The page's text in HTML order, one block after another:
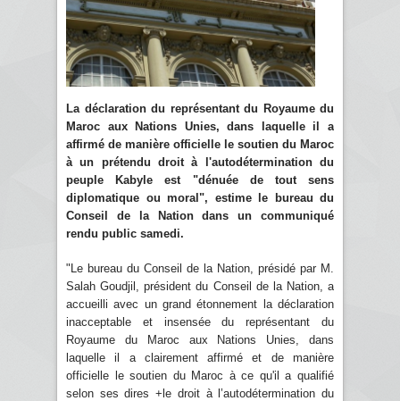
La déclaration du représentant du Royaume du
Maroc aux Nations Unies, dans laquelle il a
affirmé de manière officielle le soutien du Maroc
à un prétendu droit à l'autodétermination du
peuple Kabyle est "dénuée de tout sens
diplomatique ou moral", estime le bureau du
Conseil de la Nation dans un communiqué
rendu public samedi.
"Le bureau du Conseil de la Nation, présidé par M.
Salah Goudjil, président du Conseil de la Nation, a
accueilli avec un grand étonnement la déclaration
inacceptable et insensée du représentant du
Royaume du Maroc aux Nations Unies, dans
laquelle il a clairement affirmé et de manière
officielle le soutien du Maroc à ce qu'il a qualifié
selon ses dires +le droit à l’autodétermination du